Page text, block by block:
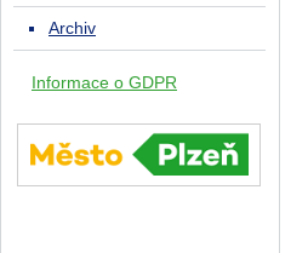
Archiv
Informace o GDPR